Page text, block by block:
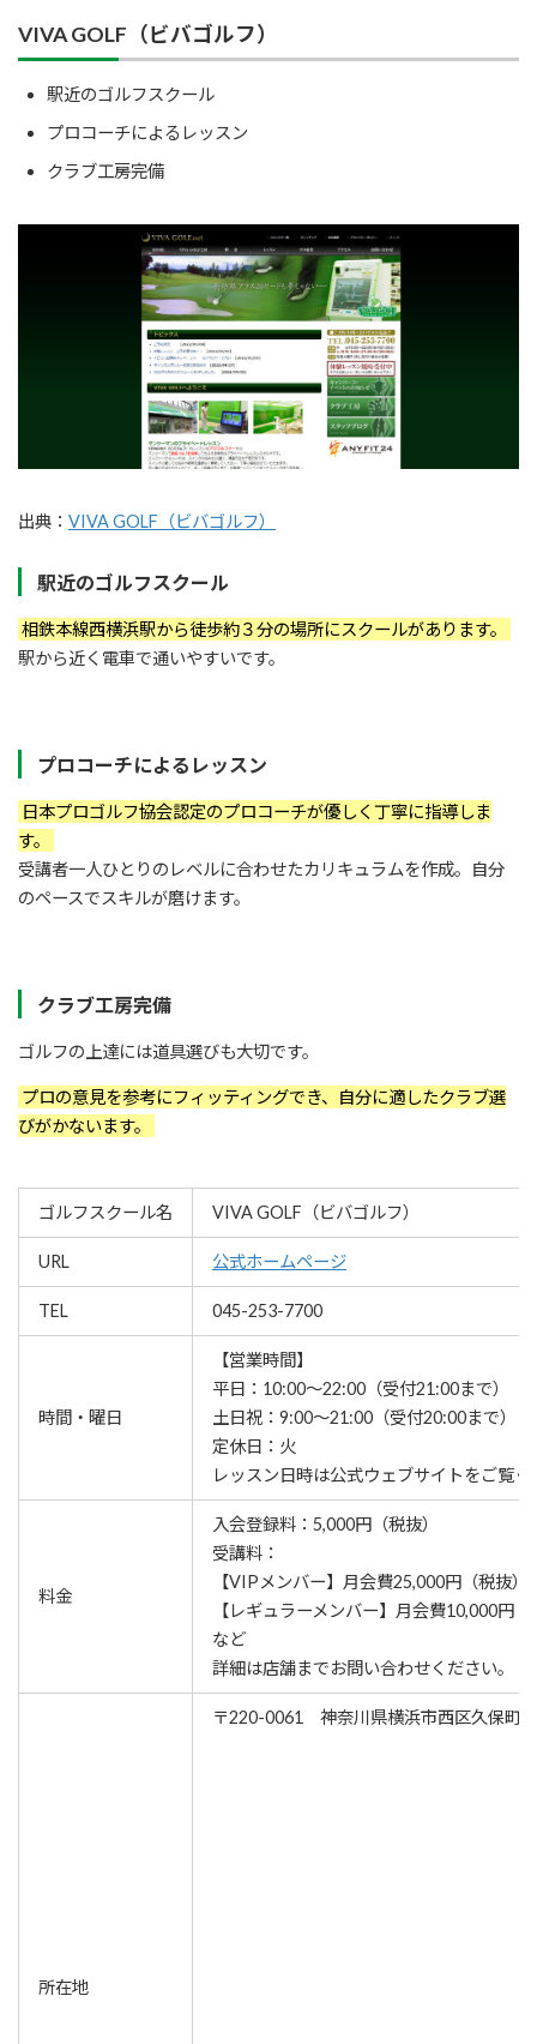
VIVA GOLF（ビバゴルフ）
駅近のゴルフスクール
プロコーチによるレッスン
クラブ工房完備
出典： VIVA GOLF（ビバゴルフ）
駅近のゴルフスクール
相鉄本線西横浜駅から徒歩約３分の場所にスクールがあります。
駅から近く電車で通いやすいです。
プロコーチによるレッスン
日本プロゴルフ協会認定のプロコーチが優しく丁寧に指導しま
す。
受講者一人ひとりのレベルに合わせたカリキュラムを作成。自分
のペースでスキルが磨けます。
クラブ工房完備
ゴルフの上達には道具選びも大切です。
プロの意見を参考にフィッティングでき、自分に適したクラブ選
びがかないます。
ゴルフスクール名 VIVA GOLF（ビバゴルフ）
URL 公式ホームページ
TEL 045-253-7700
時間・曜日
【営業時間】
平日：10:00～22:00（受付21:00まで）
土日祝：9:00～21:00（受付20:00まで）
定休日：火
レッスン⽇時は公式ウェブサイトをご覧く
料金
入会登録料：5,000円（税抜）
受講料：
【VIPメンバー】月会費25,000円（税抜）
【レギュラーメンバー】月会費10,000円（
など
詳細は店舗までお問い合わせください。
所在地
〒220-0061 神奈川県横浜市西区久保町